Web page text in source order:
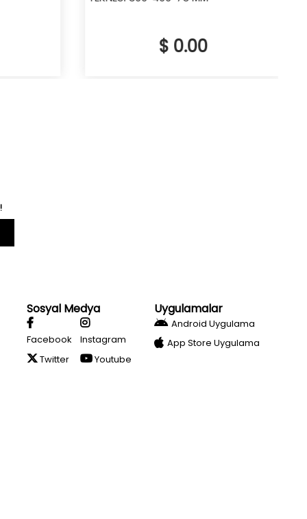
$ 0.00
Sosyal Medya
Facebook
Instagram
Twitter
Youtube
Uygulamalar
Android Uygulama
App Store Uygulama